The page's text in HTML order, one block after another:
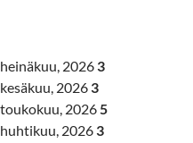
heinäkuu, 2026 3
kesäkuu, 2026 3
toukokuu, 20265
huhtikuu, 2026 3